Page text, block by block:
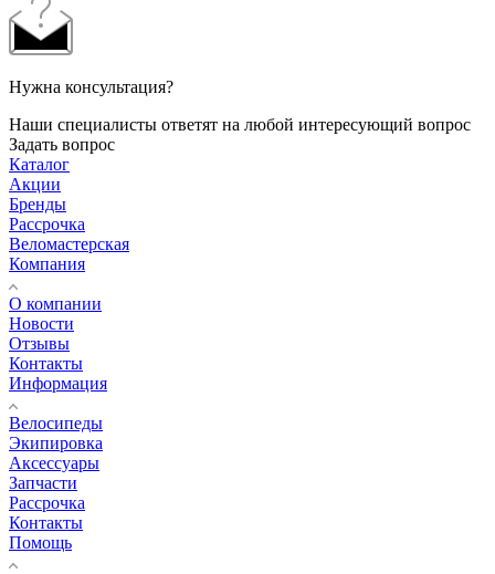
Нужна консультация?
Наши специалисты ответят на любой интересующий вопрос
Задать вопрос
Каталог
Акции
Бренды
Рассрочка
Веломастерская
Компания
О компании
Новости
Отзывы
Контакты
Информация
Велосипеды
Экипировка
Аксессуары
Запчасти
Рассрочка
Контакты
Помощь